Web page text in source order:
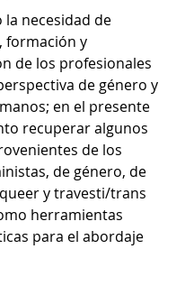
necesidad de
formación y
de los profesionales
de género y
en el presente
recuperar algunos
de los
de género, de
y travesti/trans
herramientas
para el abordaje